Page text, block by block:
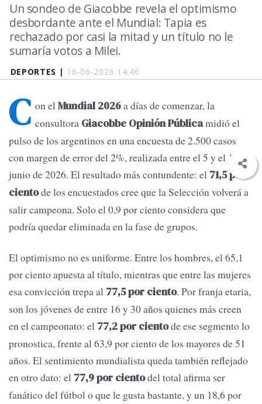
DEPORTES | 16-06-2026 14:46
Un sondeo de Giacobbe revela el optimismo
desbordante ante el Mundial: Tapia es
rechazado por casi la mitad y un título no le
sumaría votos a Milei.
C on elMundial 2026a días de comenzar, la
consultora Giacobbe Opinión Públicamidió el
pulso de los argentinos en una encuesta de 2.500 casos
con margen de error del 2%, realizada entre el 5 y el 10 de
junio de 2026. El resultado más contundente: el 71,5 por
cientode los encuestados cree que la Selección volverá a
salir campeona. Solo el 0,9 por ciento considera que
podría quedar eliminada en la fase de grupos.
El optimismo no es uniforme. Entre los hombres, el 65,1
por ciento apuesta al título, mientras que entre las mujeres
esa convicción trepa al 77,5 por ciento. Por franja etaria,
son los jóvenes de entre 16 y 30 años quienes más creen
en el campeonato: el 77,2 por cientode ese segmento lo
pronostica, frente al 63,9 por ciento de los mayores de 51
años. El sentimiento mundialista queda también reflejado
en otro dato: el 77,9 por cientodel total afirma ser
fanático del fútbol o que le gusta bastante, y un 18,6 por